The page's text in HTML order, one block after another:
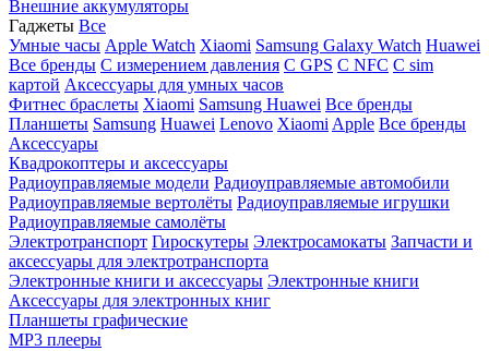
Внешние аккумуляторы
Гаджеты Все
Умные часы Apple Watch Xiaomi Samsung Galaxy Watch Huawei
Все бренды C измерением давления C GPS C NFC C sim
картой Аксессуары для умных часов
Фитнес браслеты Xiaomi Samsung Huawei Все бренды
Планшеты Samsung Huawei Lenovo Xiaomi Apple Все бренды
Аксессуары
Квадрокоптеры и аксессуары
Радиоуправляемые модели Радиоуправляемые автомобили
Радиоуправляемые вертолёты Радиоуправляемые игрушки
Радиоуправляемые самолёты
Электротранспорт Гироскутеры Электросамокаты Запчасти и
аксессуары для электротранспорта
Электронные книги и аксессуары Электронные книги
Аксессуары для электронных книг
Планшеты графические
MP3 плееры